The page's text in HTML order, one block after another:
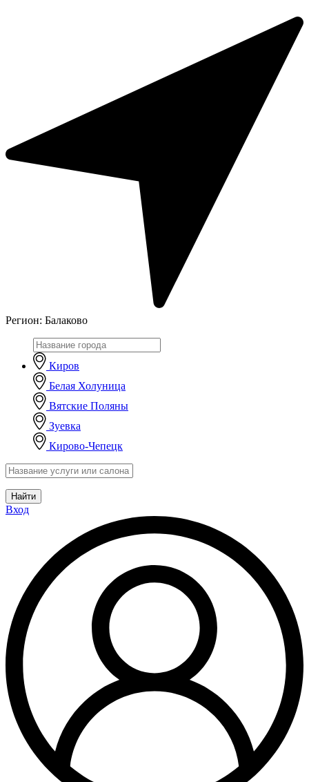
Регион: Балаково
Киров
Белая Холуница
Вятские Поляны
Зуевка
Кирово-Чепецк
Найти
Вход